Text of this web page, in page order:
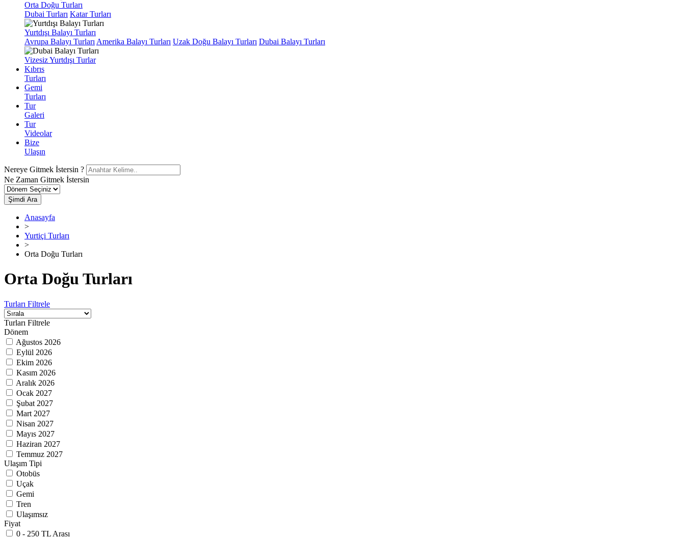
Orta Doğu Turları
Dubai Turları Katar Turları
Yurtdışı Balayı Turları
Avrupa Balayı Turları Amerika Balayı Turları Uzak Doğu Balayı Turları Dubai Balayı Turları
Vizesiz Yurtdışı Turlar
Kıbrıs
Turları
Gemi
Turları
Tur
Galeri
Tur
Videolar
Bize
Ulaşın
Nereye Gitmek İstersin ?
Ne Zaman Gitmek İstersin
Şimdi Ara
Anasayfa
>
Yurtiçi Turları
>
Orta Doğu Turları
Orta Doğu Turları
Turları Filtrele
Turları Filtrele
Dönem
Ağustos 2026
Eylül 2026
Ekim 2026
Kasım 2026
Aralık 2026
Ocak 2027
Şubat 2027
Mart 2027
Nisan 2027
Mayıs 2027
Haziran 2027
Temmuz 2027
Ulaşım Tipi
Otobüs
Uçak
Gemi
Tren
Ulaşımsız
Fiyat
0 - 250 TL Arası